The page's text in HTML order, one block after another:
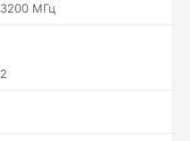
3200 МГц
2